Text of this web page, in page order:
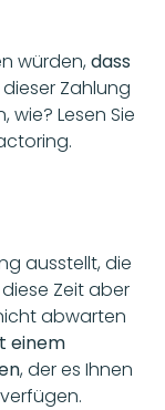
würden, dass
dieser Zahlung
wie? Lesen Sie
ausstellt, die
Zeit aber
abwarten
einem
, der es Ihnen